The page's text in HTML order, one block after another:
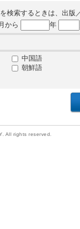
検索するときは、出版
月から 年
中国語
朝鮮語
All rights reserved.